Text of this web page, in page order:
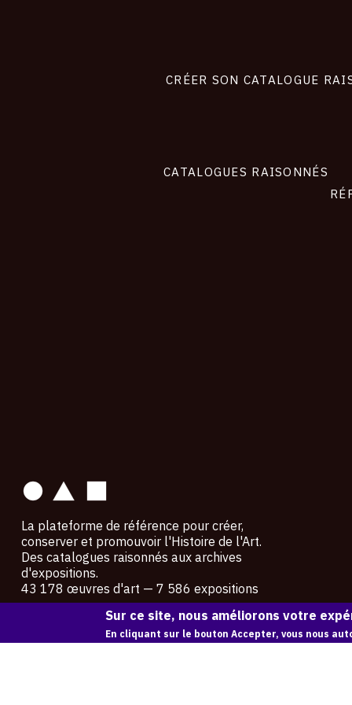
CRÉER SON CATALOGUE
CATALOGUES RAISONNÉS
La plateforme de référence pour créer,
conserver et promouvoir l'Histoire de l'Art.
Des catalogues raisonnés aux archives
d'expositions.
43 178 œuvres d'art — 7 586 expositions
Copyright © OAM 2026. Tous droits réservés.
Sur ce site, nous améliorons votre
En cliquant sur le bouton Accepter, vous nous